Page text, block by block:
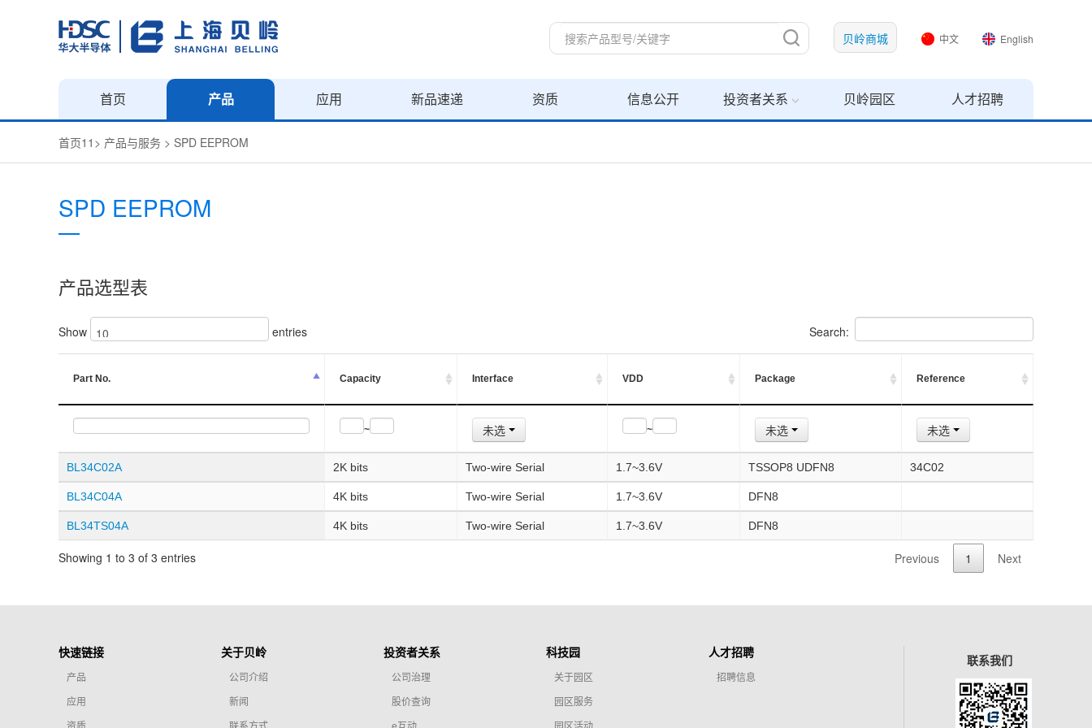
中文 English
贝岭商城
首页 产品 应用 新品速递 资质 信息公开 投资者关系 贝岭园区 人才招聘
首页11 > 产品与服务 > SPD EEPROM
SPD EEPROM
产品选型表
Show entries Search:
Part No. Capacity Interface VDD Package Reference
~ 未选 ~ 未选 未选
BL34C02A 2K bits Two-wire Serial 1.7~3.6V TSSOP8 UDFN8 34C02
BL34C04A 4K bits Two-wire Serial 1.7~3.6V DFN8
BL34TS04A 4K bits Two-wire Serial 1.7~3.6V DFN8
Showing 1 to 3 of 3 entries Previous 1 Next
快速链接
产品
应用
资质
关于贝岭
公司介绍
新闻
联系方式
投资者关系
公司治理
股价查询
e互动
科技园
关于园区
园区服务
园区活动
人才招聘
招聘信息
联系我们